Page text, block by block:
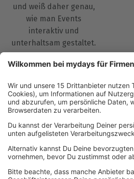
und weiß daher genau,
wie man Events
interaktiv und
unterhaltsam gestaltet.
Ich finde gemeinsam mit
das zu Ihren Wünschen
und Ansprüchen passt
und für eine
unvergessliche
gemeinsame Zeit sorgt.
Jetzt Beratung
vereinbaren